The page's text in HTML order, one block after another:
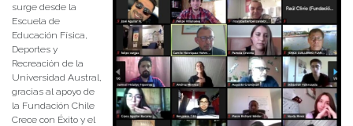
surge desde la
Escuela de
Educación Física,
Deportes y
Recreación de la
Universidad Austral,
gracias al apoyo de
la Fundación Chile
Crece con Éxito y el